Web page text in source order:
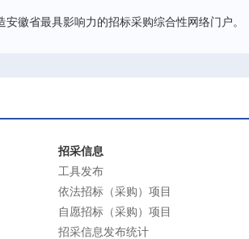
安徽省最具影响力的招标采购综合性网络门户。
招采信息
工具发布
依法招标（采购）项目
自愿招标（采购）项目
招采信息发布统计